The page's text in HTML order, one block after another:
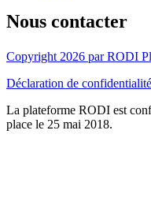
Nous contacter
Copyright 2026 par RODI
Déclaration de confidentialité
La plateforme RODI est
place le 25 mai 2018.